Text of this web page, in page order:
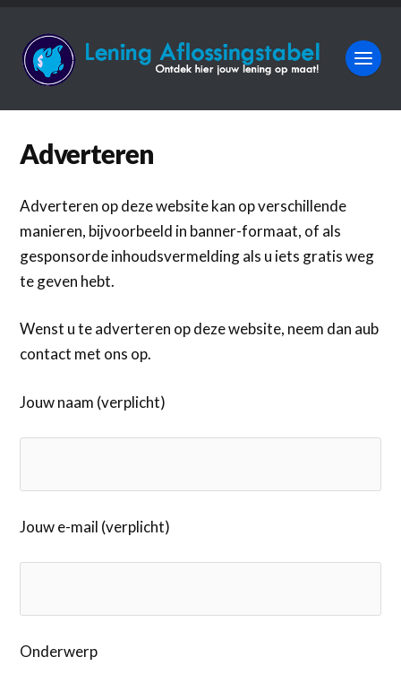
Adverteren
Adverteren op deze website kan op verschillende
manieren, bijvoorbeeld in banner-formaat, of als
gesponsorde inhoudsvermelding als u iets gratis weg
te geven hebt.
Wenst u te adverteren op deze website, neem dan aub
contact met ons op.
Jouw naam (verplicht)
Jouw e-mail (verplicht)
Onderwerp